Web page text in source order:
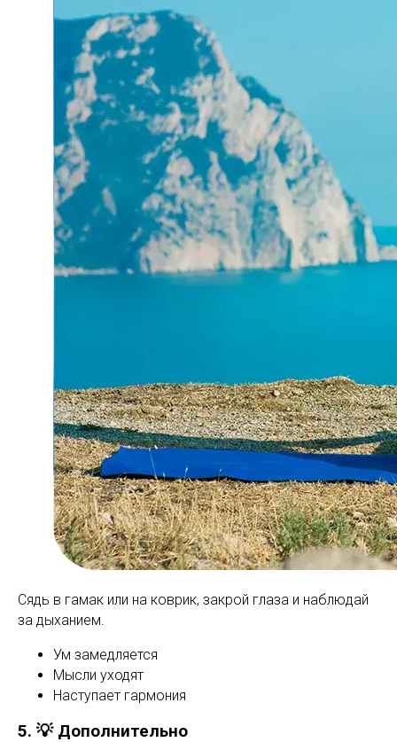
Сядь в гамак или на коврик, закрой глаза и наблюдай
за дыханием.
Ум замедляется
Мысли уходят
Наступает гармония
5. 💡 Дополнительно